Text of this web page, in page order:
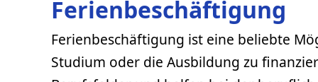
Ferienbeschäftigung
Ferienbeschäftigung ist eine beliebte
Studium oder die Ausbildung zu